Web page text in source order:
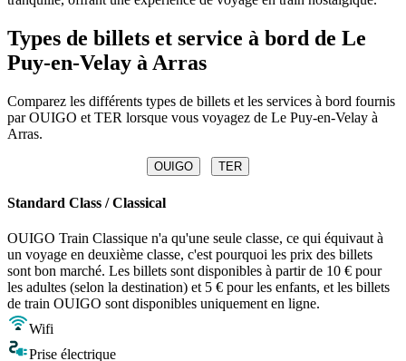
Types de billets et service à bord de Le
Puy-en-Velay à Arras
Comparez les différents types de billets et les services à bord fournis
par OUIGO et TER lorsque vous voyagez de Le Puy-en-Velay à
Arras.
OUIGO TER
Standard Class / Classical
OUIGO Train Classique n'a qu'une seule classe, ce qui équivaut à
un voyage en deuxième classe, c'est pourquoi les prix des billets
sont bon marché. Les billets sont disponibles à partir de 10 € pour
les adultes (selon la destination) et 5 € pour les enfants, et les billets
de train OUIGO sont disponibles uniquement en ligne.
Wifi
Prise électrique